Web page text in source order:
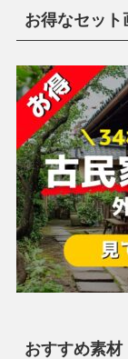
お得なセット
おすすめ素材